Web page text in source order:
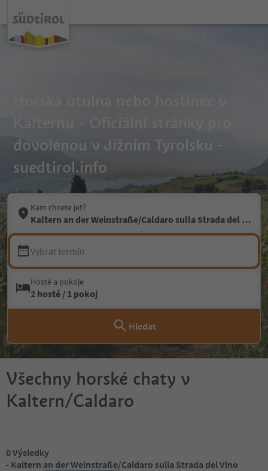
dovolenou v Jižním Tyrolsku -
suedtirol.info
Kam chcete jet?
Kaltern an der Weinstraße/Caldaro sulla Strada del Vino
Vybrat termín
Hosté a pokoje
2 hosté / 1 pokoj
Hledat
Všechny horské chaty v
Kaltern/Caldaro
0Výsledky
- Kaltern an der Weinstraße/Caldaro sulla Strada del Vino